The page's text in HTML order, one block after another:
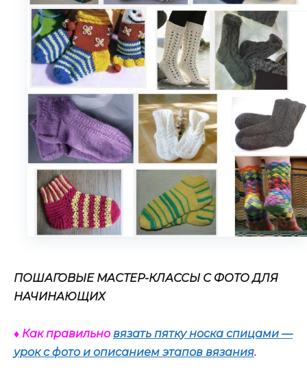
ПОШАГОВЫЕ МАСТЕР-КЛАССЫ С ФОТО ДЛЯ
НАЧИНАЮЩИХ
♦ Как правильновязать пятку носка спицами —
урок с фото и описанием этапов вязания.